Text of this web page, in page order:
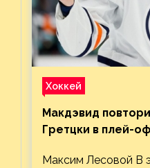
Хоккей
Макдэвид
Гретцки в плей-
Максим Лесовой В